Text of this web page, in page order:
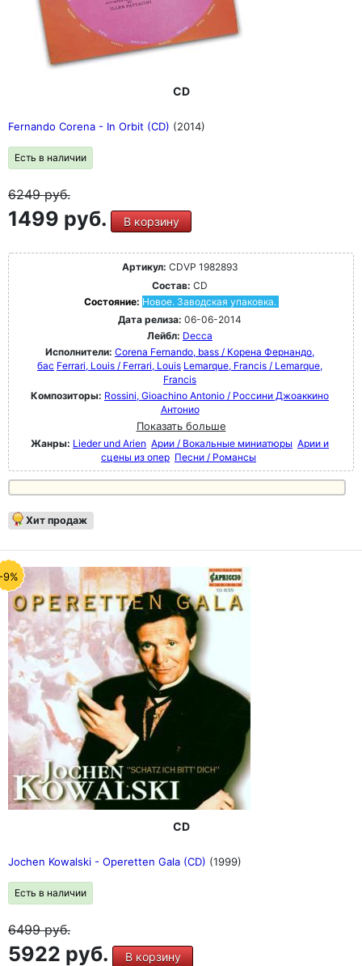
CD
Fernando Corena - In Orbit (CD) (2014)
Есть в наличии
6249руб.
1499 руб. В корзину
Артикул: CDVP 1982893
Состав: CD
Состояние: Новое. Заводская упаковка.
Дата релиза: 06-06-2014
Лейбл: Decca
Исполнители: Corena Fernando, bass / Корена Фернандо,
бас Ferrari, Louis / Ferrari, Louis Lemarque, Francis / Lemarque,
Francis
Композиторы: Rossini, Gioachino Antonio / Россини Джоаккино
Антонио
Показать больше
Жанры: Lieder und Arien Арии / Вокальные миниатюры Арии и
сцены из опер Песни / Романсы
Хит продаж
9%
CD
Jochen Kowalski - Operetten Gala (CD) (1999)
Есть в наличии
6499руб.
5922 руб. В корзину